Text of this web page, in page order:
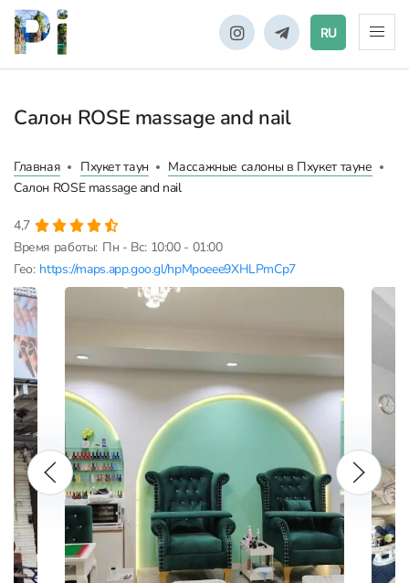
RU
Салон ROSE massage and nail
Главная Пхукет таун
Массажные салоны в Пхукет тауне
Салон ROSE massage and nail
4,7
Время работы: Пн - Вс: 10:00 - 01:00
Гео: https://maps.app.goo.gl/hpMpoeee9XHLPmCp7